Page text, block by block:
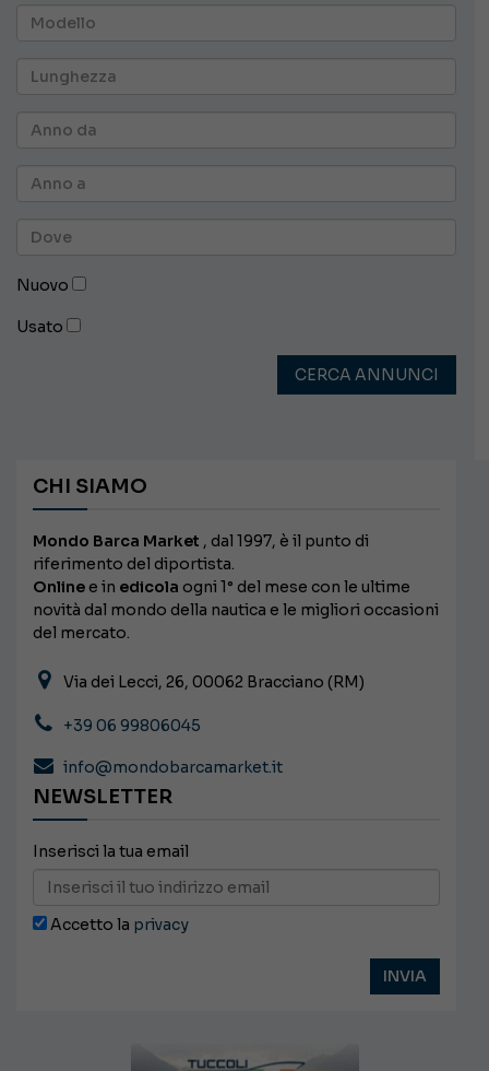
Nuovo
Usato
CERCA ANNUNCI
CHI SIAMO
Mondo Barca Market , dal 1997, è il punto di
riferimento del diportista.
Online e in edicola ogni 1° del mese con le ultime
novità dal mondo della nautica e le migliori occasioni
del mercato.
Via dei Lecci, 26, 00062 Bracciano (RM)
+39 06 99806045
info@mondobarcamarket.it
NEWSLETTER
Inserisci la tua email
Accetto la privacy